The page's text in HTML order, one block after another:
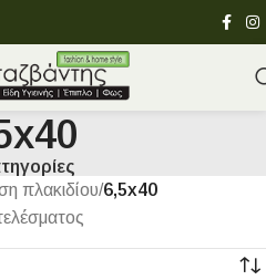
πλακιδίου/6,5x40